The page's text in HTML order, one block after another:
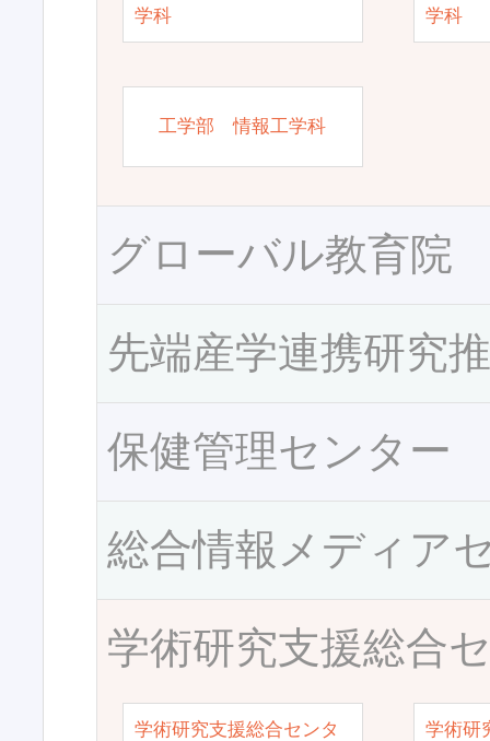
学科
学科
工学部 情報工学科
グローバル教育院
先端産学連携研究
保健管理センター
総合情報メディア
学術研究支援総合
学術研究支援総合センタ
学術研